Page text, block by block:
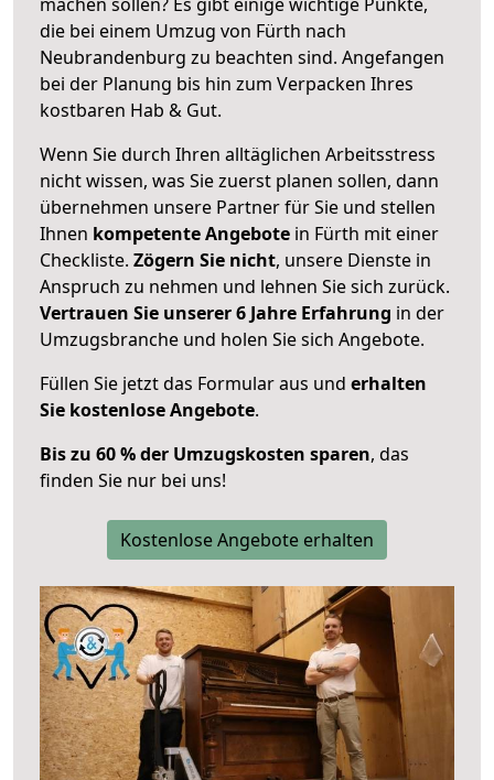
die bei einem Umzug von Fürth nach
Neubrandenburg zu beachten sind. Angefangen
bei der Planung bis hin zum Verpacken Ihres
kostbaren Hab & Gut.
Wenn Sie durch Ihren alltäglichen Arbeitsstress
nicht wissen, was Sie zuerst planen sollen, dann
übernehmen unsere Partner für Sie und stellen
Ihnen kompetente Angebote in Fürth mit einer
Checkliste. Zögern Sie nicht, unsere Dienste in
Anspruch zu nehmen und lehnen Sie sich zurück.
Vertrauen Sie unserer 6 Jahre Erfahrung in der
Umzugsbranche und holen Sie sich Angebote.
Füllen Sie jetzt das Formular aus und erhalten
Sie kostenlose Angebote.
Bis zu 60 % der Umzugskosten sparen, das
finden Sie nur bei uns!
Kostenlose Angebote erhalten